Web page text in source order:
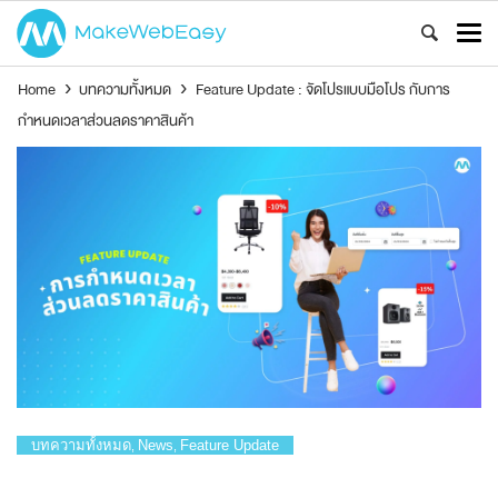
Home › บทความทั้งหมด › Feature Update : จัดโปรแบบมือโปร กับการ
กำหนดเวลาส่วนลดราคาสินค้า
บทความทั้งหมด News Feature Update